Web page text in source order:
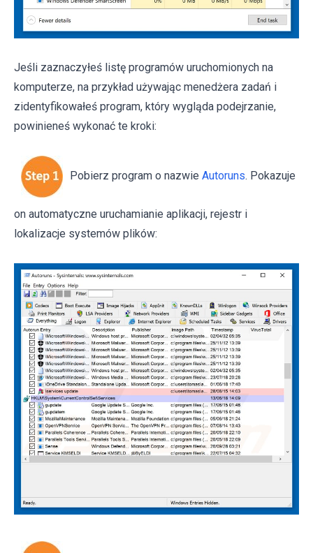
Jeśli zaznaczyłeś listę programów uruchomionych na
komputerze, na przykład używając menedżera zadań i
zidentyfikowałeś program, który wygląda podejrzanie,
powinieneś wykonać te kroki:
Pobierz program o nazwie Autoruns. Pokazuje
on automatyczne uruchamianie aplikacji, rejestr i
lokalizacje systemów plików: